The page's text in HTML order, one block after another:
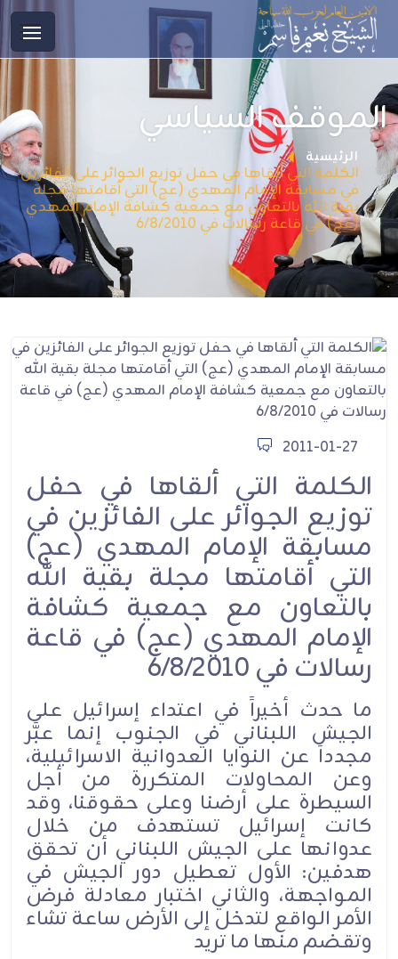
الموقف السياسي
الرئيسية
الكلمة التي ألقاها في حفل توزيع الجوائر على الفائزين
في مسابقة الإمام المهدي (عج) التي أقامتها مجلة
بقية الله بالتعاون مع جمعية كشافة الإمام المهدي
(عج) في قاعة رسالات في 6/8/2010
2011-01-27
الكلمة التي ألقاها في حفل
توزيع الجوائر على الفائزين في
مسابقة الإمام المهدي (عج)
التي أقامتها مجلة بقية الله
بالتعاون مع جمعية كشافة
الإمام المهدي (عج) في قاعة
رسالات في 6/8/2010
ما حدث أخيراً في اعتداء إسرائيل على
الجيش اللبناني في الجنوب إنما عبَّر
مجدداً عن النوايا العدوانية الاسرائيلية،
وعن المحاولات المتكررة من أجل
السيطرة على أرضنا وعلى حقوقنا، وقد
كانت إسرائيل تستهدف من خلال
عدوانها على الجيش اللبناني أن تحقق
هدفين: الأول تعطيل دور الجيش في
المواجهة، والثاني اختبار معادلة فرض
الأمر الواقع لتدخل إلى الأرض ساعة تشاء
وتقضم منها ما تريد